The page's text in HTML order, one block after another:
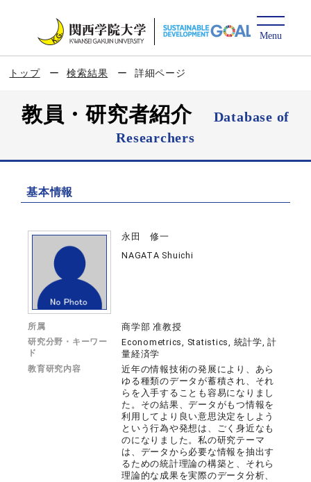
トップ 検索結果 詳細ページ
教員・研究者紹介
Database of
Researchers
基本情報
永田 修一
NAGATA Shuichi
所属 商学部 准教授
研究分野・キーワー
ド
Econometrics, Statistics, 統計学, 計
量経済学
教育研究内容
近年の情報技術の発展により、あら
ゆる種類のデータが蓄積され、それ
らを入手することも容易になりまし
た。その結果、データがもつ情報を
利用してより良い意思決定をしよう
という行為や発想は、ごく身近なも
のになりました。私の研究テーマ
は、データから必要な情報を抽出す
るための統計理論の構築と、それら
理論的な成果を実際のデータ分析、